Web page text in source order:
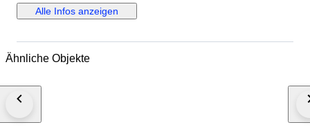
verzekerde verzending (DHL-express).
Alle Infos anzeigen
Ähnliche Objekte